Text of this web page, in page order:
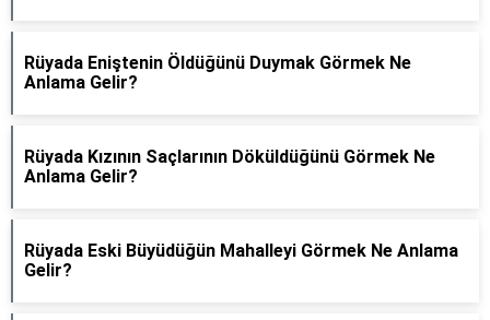
Rüyada Eniştenin Öldüğünü Duymak Görmek Ne
Anlama Gelir?
Rüyada Kızının Saçlarının Döküldüğünü Görmek Ne
Anlama Gelir?
Rüyada Eski Büyüdüğün Mahalleyi Görmek Ne Anlama
Gelir?